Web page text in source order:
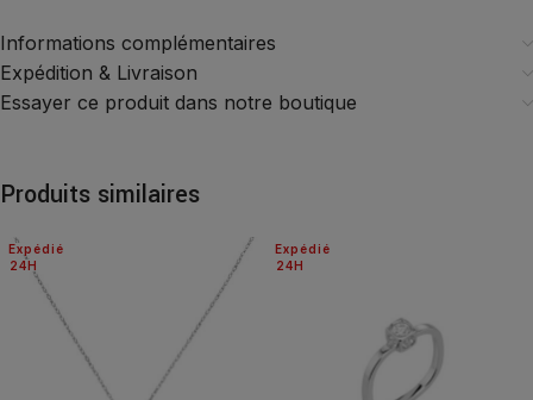
Informations complémentaires
Expédition & Livraison
Essayer ce produit dans notre boutique
Produits similaires
24H
Expédié
24H
Expédié